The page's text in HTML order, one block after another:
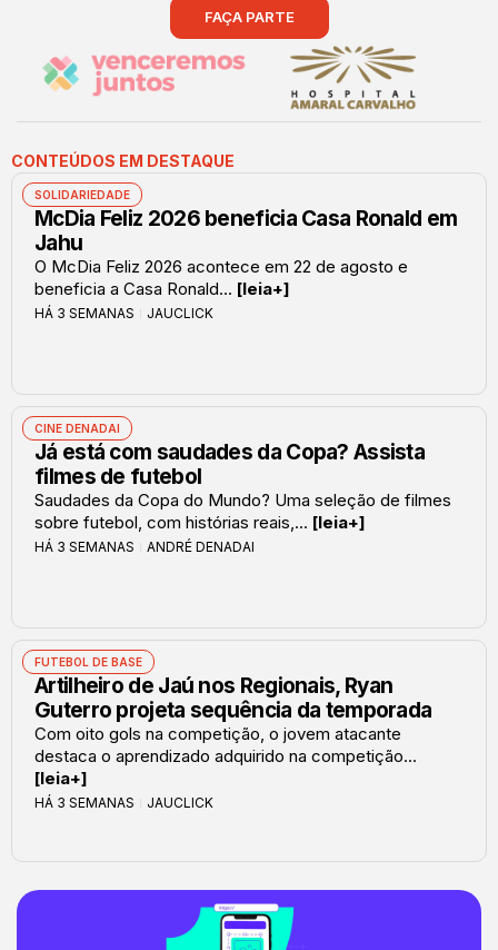
FAÇA PARTE
CONTEÚDOS EM DESTAQUE
SOLIDARIEDADE
McDia Feliz 2026 beneficia Casa Ronald em
Jahu
O McDia Feliz 2026 acontece em 22 de agosto e
beneficia a Casa Ronald... [leia+]
HÁ 3 SEMANAS JAUCLICK
CINE DENADAI
Já está com saudades da Copa? Assista
filmes de futebol
Saudades da Copa do Mundo? Uma seleção de filmes
sobre futebol, com histórias reais,... [leia+]
HÁ 3 SEMANAS ANDRÉ DENADAI
FUTEBOL DE BASE
Artilheiro de Jaú nos Regionais, Ryan
Guterro projeta sequência da temporada
Com oito gols na competição, o jovem atacante
destaca o aprendizado adquirido na competição...
[leia+]
HÁ 3 SEMANAS JAUCLICK